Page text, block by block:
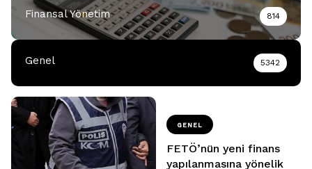
Finansal Yönetim 814
Genel 5342
GENEL
FETÖ’nün yeni finans
yapılanmasına yönelik